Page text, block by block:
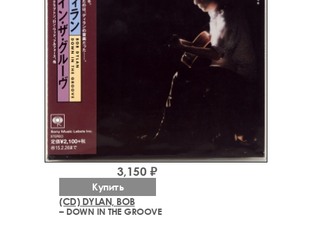
(CD) DYLAN, BOB
– DOWN IN THE GROOVE
3,150 ₽
Купить